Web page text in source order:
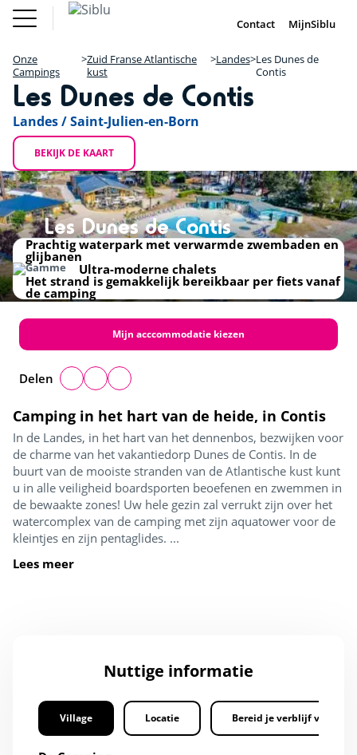
Overslaan
en
de
inhoud
gaan
Fun Pass
Parken)
FR IE EN
Vakantie Inspiratie
Aanbiedingen
Accommodaties / Kampeerplaatsen
Ontdek Siblu
Fun Pass (Franse Parken)
Chalet Kopen
DE FR
Contact MijnSiblu
Onze
Campings
Zuid Franse Atlantische
kust
Landes Les Dunes de
Contis
Les Dunes de Contis
Landes / Saint-Julien-en-Born
BEKIJK DE KAART
+
−
Les Dunes de Contis
Camping in het hart van de heide, in Contis
In de Landes, in het hart van het dennenbos, bezwijken voor
de charme van het vakantiedorp Dunes de Contis. In de
buurt van de mooiste stranden van de Atlantische kust kunt
u in alle veiligheid boardsporten beoefenen en zwemmen in
de bewaakte zones! Uw hele gezin zal verrukt zijn over het
watercomplex van de camping met zijn aquatower voor de
kleintjes en zijn pentaglides. ...
Lees meer
Prachtig waterpark met verwarmde zwembaden en
glijbanen
Ultra-moderne chalets
Het strand is gemakkelijk bereikbaar per fiets vanaf
de camping
Mijn acccommodatie kiezen
Delen
Nuttige informatie
Village Locatie Bereid je verblijf voor